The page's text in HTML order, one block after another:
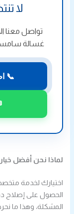
لا
تواصل معنا
غسالة
📞
لماذا نحن أفضل
اختيارك لخدمة
الحصول على إصلاح
المشكلة، وهذا ما